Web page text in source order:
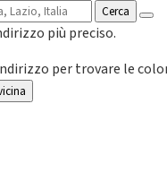
Cerca
più preciso.
per trovare le